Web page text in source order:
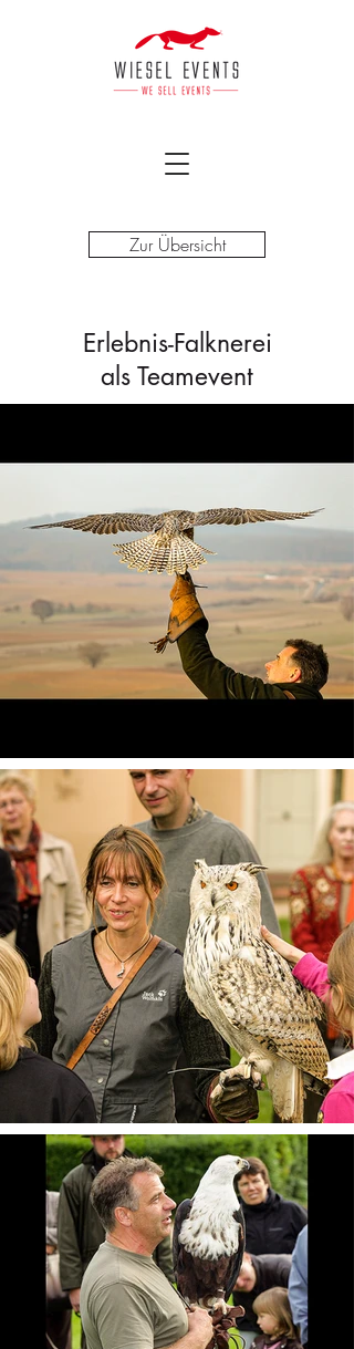
Zur Übersicht
Erlebnis-Falknerei
als Teamevent